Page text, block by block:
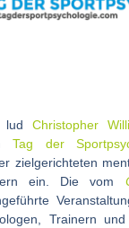
ludChristopher
Tag der
zielgerichteten
ein. Die vom
Trainern und